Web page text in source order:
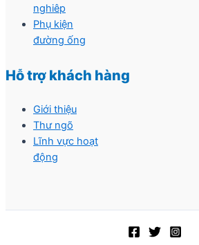
nghiêp
Phụ kiện
đường ống
Hỗ trợ khách hàng
Giới thiệu
Thư ngõ
Lĩnh vực hoạt
động